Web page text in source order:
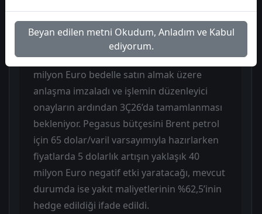
ve Paskalya dönemindeki yoğun sezon için
risk oluşturabileceği belirtilmiştir.
Şirket Aralık 2025’te Smartwings’i 154
milyon Euro bedelle satın almak üzere
anlaşma imzaladı ve işlemin düzenleyici
onayların ardından 3Ç26’da tamamlanması
bekleniyor. Pegasus bütçesini Brent petrol
için 65 dolar/varil varsayımıyla hazırlarken
fiyatlarda 5 dolarlık artışın yaklaşık 40
milyon Euro negatif etki yaratacağı, mevcut
durumda ise yakıt maliyetlerinin %62,5’inin
hedge edildiği ifade edildi.
Beyan edilen metni Okudum, Anladım ve Kabul
ediyorum.